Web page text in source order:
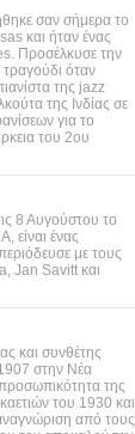
σαν σήμερα το
και ήταν ένας
Προσέλκυσε την
όταν
της jazz
της Ινδίας σε
για το
του 2ου
8 Αυγούστου το
είναι ένας
με τους
Jan Savitt και
και συνθέτης
στην Νέα
της
του 1930 και
από τους